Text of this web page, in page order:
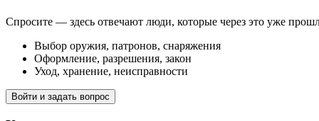
Спросите — здесь отвечают люди, которые через это уже
Выбор оружия, патронов, снаряжения
Оформление, разрешения, закон
Уход, хранение, неисправности
Войти и задать вопрос